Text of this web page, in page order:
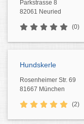
Parkstrasse 8
82061 Neuried
(0)
Hundskerle
Rosenheimer Str. 69
81667 München
(2)